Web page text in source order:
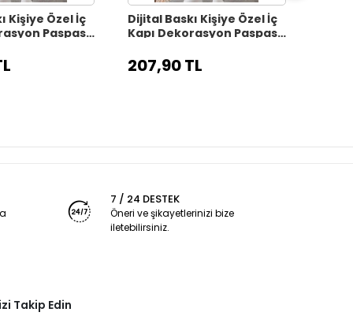
Kişiye Özel İç
Paspas
Dijital Baskı Kişiye Özel İç
Kapı Dekorasyon Paspas
207,90 TL
7 / 24 DESTEK
Öneri ve şikayetlerinizi bize
iletebilirsiniz.
Takip Edin